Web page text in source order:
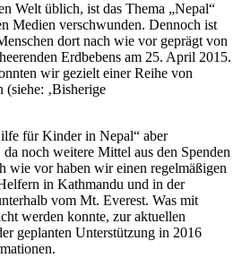
Welt üblich, ist das Thema „Nepal“
Medien verschwunden. Dennoch ist
dort nach wie vor geprägt von
Erdbebens am 25. April 2015.
wir gezielt einer Reihe von
‚Bisherige
für Kinder in Nepal“ aber
da noch weitere Mittel aus den Spenden
wie vor haben wir einen regelmäßigen
in Kathmandu und in der
vom Mt. Everest. Was mit
werden konnte, zur aktuellen
geplanten Unterstützung in 2016